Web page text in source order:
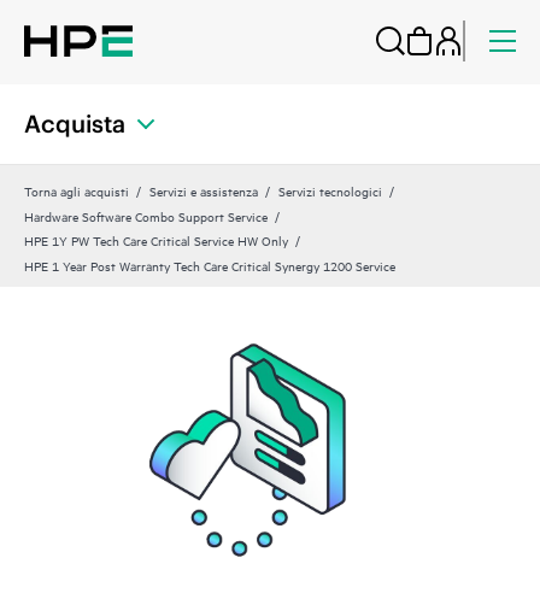
Acquista
Torna agli acquisti Servizi e assistenza
Servizi tecnologici
Hardware Software Combo Support Service
HPE 1Y PW Tech Care Critical Service HW Only
HPE 1 Year Post Warranty Tech Care Critical Synergy 1200 Service